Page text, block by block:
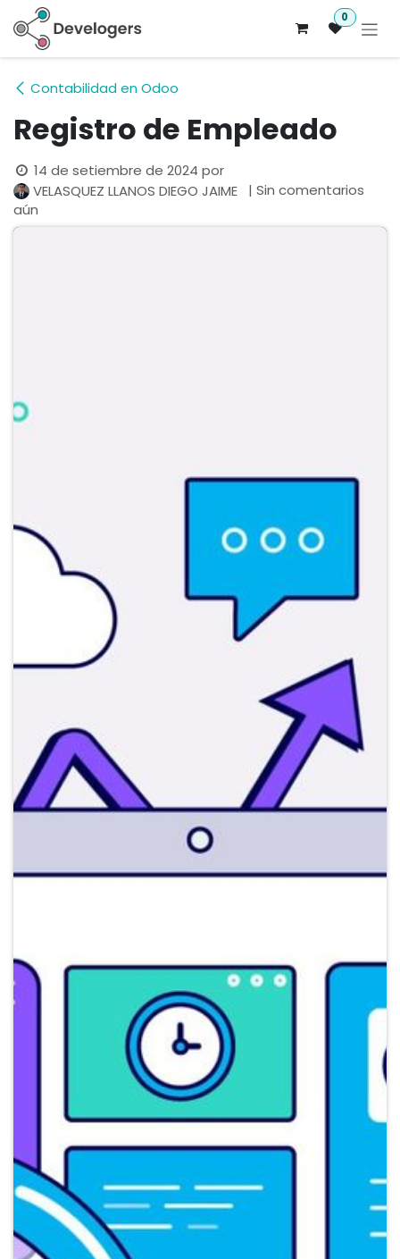
Ir al contenido 0
Contabilidad en Odoo
Registro de Empleado
14 de setiembre de 2024 por
VELASQUEZ LLANOS DIEGO JAIME
| Sin comentarios
aún